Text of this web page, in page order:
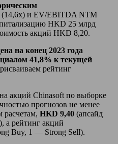
и EV/EBITDA NTM
HKD 25 млрд
акций HKD 8,20.
на конец 2023 года
41,8% к текущей
рейтинг
акций Chinasoft по выборке
прогнозов не менее
расчетам, HKD 9,40 (апсайд
а рейтинг акций
Buy, 1 — Strong Sell).